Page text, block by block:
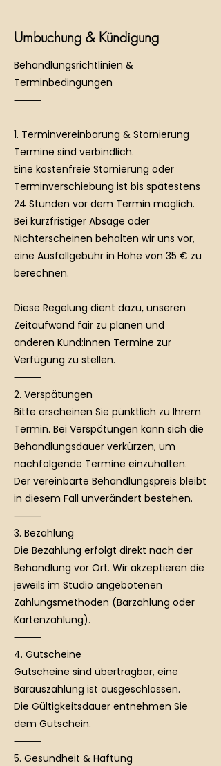
Umbuchung & Kündigung
Behandlungsrichtlinien &
Terminbedingungen
⸻
1. Terminvereinbarung & Stornierung
Termine sind verbindlich.
Eine kostenfreie Stornierung oder
Terminverschiebung ist bis spätestens
24 Stunden vor dem Termin möglich.
Bei kurzfristiger Absage oder
Nichterscheinen behalten wir uns vor,
eine Ausfallgebühr in Höhe von 35 € zu
berechnen.
Diese Regelung dient dazu, unseren
Zeitaufwand fair zu planen und
anderen Kund:innen Termine zur
Verfügung zu stellen.
⸻
2. Verspätungen
Bitte erscheinen Sie pünktlich zu Ihrem
Termin. Bei Verspätungen kann sich die
Behandlungsdauer verkürzen, um
nachfolgende Termine einzuhalten.
Der vereinbarte Behandlungspreis bleibt
in diesem Fall unverändert bestehen.
⸻
3. Bezahlung
Die Bezahlung erfolgt direkt nach der
Behandlung vor Ort. Wir akzeptieren die
jeweils im Studio angebotenen
Zahlungsmethoden (Barzahlung oder
Kartenzahlung).
⸻
4. Gutscheine
Gutscheine sind übertragbar, eine
Barauszahlung ist ausgeschlossen.
Die Gültigkeitsdauer entnehmen Sie
dem Gutschein.
⸻
5. Gesundheit & Haftung